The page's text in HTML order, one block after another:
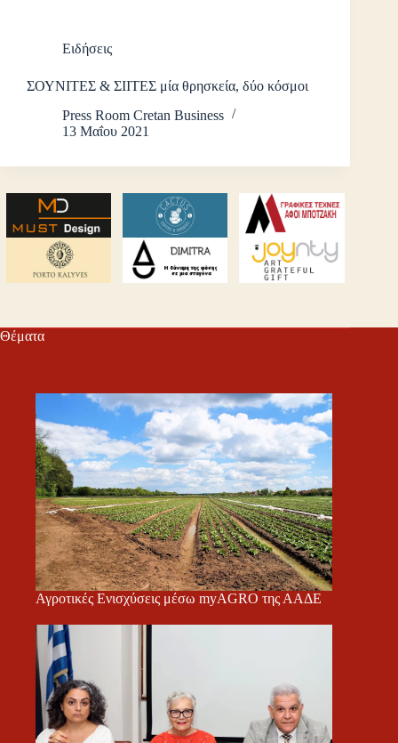
Ειδήσεις
ΣΟΥΝΙΤΕΣ & ΣΙΙΤΕΣ μία θρησκεία, δύο κόσμοι
Press Room Cretan Business
13 Μαΐου 2021
Θέματα
Αγροτικές Ενισχύσεις μέσω myAGRO της ΑΑΔΕ